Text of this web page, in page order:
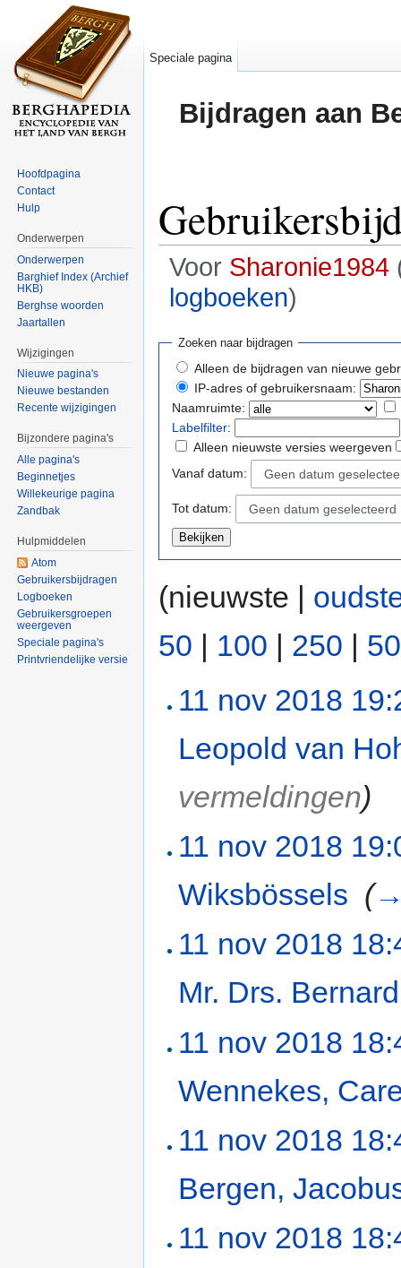
Bijdragen aan
Voor Sharonie1984
logboeken)
Zoeken naar bijdragen
Alleen de bijdragen van nieuwe
IP-adres of gebruikersnaam:
Naamruimte:
Labelfilter:
Alleen nieuwste versies weergeven
Vanaf datum:
Geen datum
Tot datum: Geen datum geselecteerd
(nieuwste |
50 | 100 | 250 |
11 nov 2018
Leopold van
vermeldingen)
11 nov 2018
Wiksbössels (
11 nov 2018
Mr. Drs.
11 nov 2018
Wennekes,
11 nov 2018
Bergen,
11 nov 2018
Speciale pagina
Hoofdpagina
Contact
Hulp
Onderwerpen
Onderwerpen
Barghief Index (Archief
HKB)
Berghse woorden
Jaartallen
Wijzigingen
Nieuwe pagina's
Nieuwe bestanden
Recente wijzigingen
Bijzondere pagina's
Alle pagina's
Beginnetjes
Willekeurige pagina
Zandbak
Hulpmiddelen
Atom
Gebruikersbijdragen
Logboeken
Gebruikersgroepen
weergeven
Speciale pagina's
Printvriendelijke versie